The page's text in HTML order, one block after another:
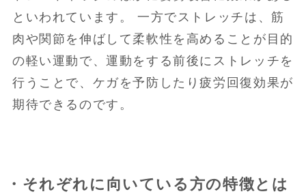
といわれています。 一方でストレッチは、筋
肉や関節を伸ばして柔軟性を高めることが目的
の軽い運動で、運動をする前後にストレッチを
行うことで、ケガを予防したり疲労回復効果が
期待できるのです。
・それぞれに向いている方の特徴とは